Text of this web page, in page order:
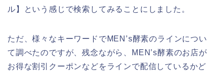
ル】という感じで検索してみることにしました。
ただ、様々なキーワードでMEN’s酵素のラインについ
て調べたのですが、残念ながら、MEN’s酵素のお店が
お得な割引クーポンなどをラインで配信しているかど